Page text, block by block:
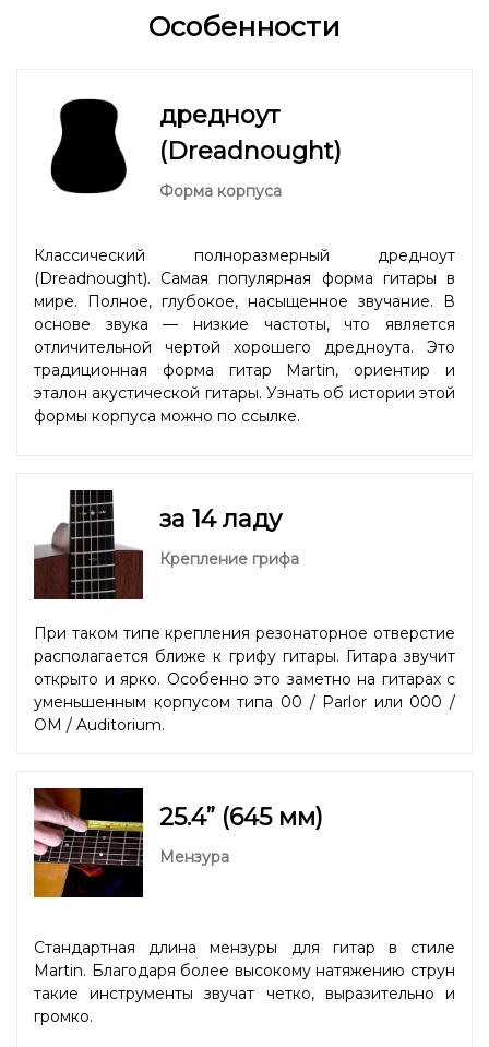
Особенности
дредноут
(Dreadnought)
Форма корпуса
Классический полноразмерный дредноут
(Dreadnought). Самая популярная форма гитары в
мире. Полное, глубокое, насыщенное звучание. В
основе звука — низкие частоты, что является
отличительной чертой хорошего дредноута. Это
традиционная форма гитар Martin, ориентир и
эталон акустической гитары. Узнать об истории этой
формы корпуса можно по ссылке.
за 14 ладу
Крепление грифа
При таком типе крепления резонаторное отверстие
располагается ближе к грифу гитары. Гитара звучит
открыто и ярко. Особенно это заметно на гитарах с
уменьшенным корпусом типа 00 / Parlor или 000 /
OM / Auditorium.
25.4” (645 мм)
Мензура
Стандартная длина мензуры для гитар в стиле
Martin. Благодаря более высокому натяжению струн
такие инструменты звучат четко, выразительно и
громко.